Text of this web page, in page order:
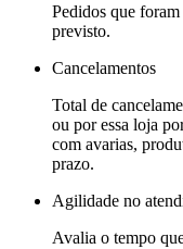
Pedidos que
previsto.
Cancelamentos
Total de
ou por essa loja
com avarias,
prazo.
Agilidade no
Avalia o tempo